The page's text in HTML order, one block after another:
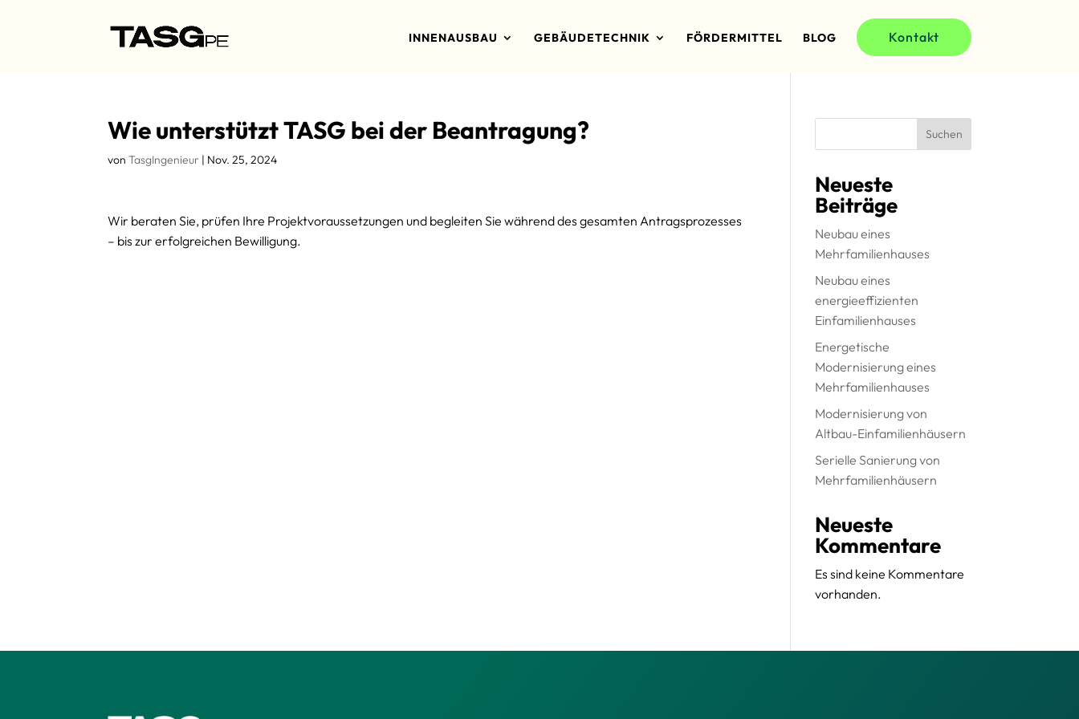
INNENAUSBAU GEBÄUDETECHNIK FÖRDERMITTEL BLOG Kontakt
Wie unterstützt TASG bei der Beantragung?
vonTasgIngenieur | Nov. 25, 2024
Wir beraten Sie, prüfen Ihre Projektvoraussetzungen und begleiten Sie während des gesamten Antragsprozesses
– bis zur erfolgreichen Bewilligung.
Suchen
Neueste
Beiträge
Neubau eines
Mehrfamilienhauses
Neubau eines
energieeffizienten
Einfamilienhauses
Energetische
Modernisierung eines
Mehrfamilienhauses
Modernisierung von
Altbau-Einfamilienhäusern
Serielle Sanierung von
Mehrfamilienhäusern
Neueste
Kommentare
Es sind keine Kommentare
vorhanden.